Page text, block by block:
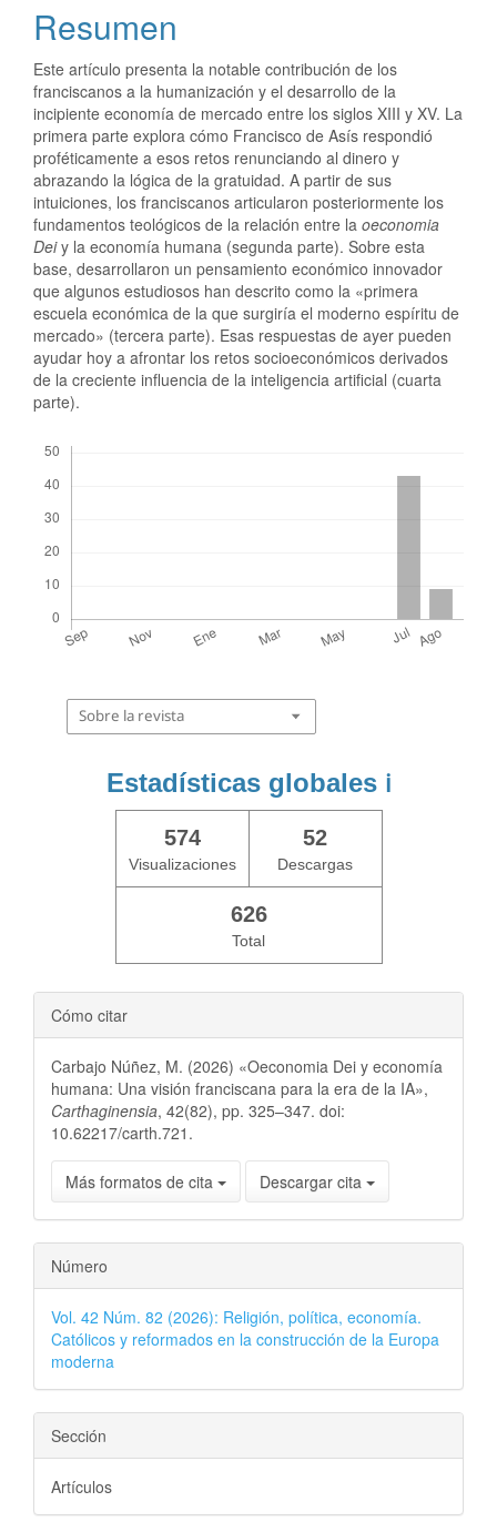
Resumen
Este artículo presenta la notable contribución de los
franciscanos a la humanización y el desarrollo de la
incipiente economía de mercado entre los siglos XIII y XV. La
primera parte explora cómo Francisco de Asís respondió
proféticamente a esos retos renunciando al dinero y
abrazando la lógica de la gratuidad. A partir de sus
intuiciones, los franciscanos articularon posteriormente los
fundamentos teológicos de la relación entre la oeconomia
Deiy la economía humana (segunda parte). Sobre esta
base, desarrollaron un pensamiento económico innovador
que algunos estudiosos han descrito como la «primera
escuela económica de la que surgiría el moderno espíritu de
mercado» (tercera parte). Esas respuestas de ayer pueden
ayudar hoy a afrontar los retos socioeconómicos derivados
de la creciente influencia de la inteligencia artificial (cuarta
parte).
Sobre la revista
Estadísticas globales ℹ️
574
Visualizaciones
52
Descargas
626
Total
Cómo citar
Carbajo Núñez, M. (2026) «Oeconomia Dei y economía
humana: Una visión franciscana para la era de la IA»,
Carthaginensia, 42(82), pp. 325–347. doi:
10.62217/carth.721.
Más formatos de cita Descargar cita
Número
Vol. 42 Núm. 82 (2026): Religión, política, economía.
Católicos y reformados en la construcción de la Europa
moderna
Sección
Artículos